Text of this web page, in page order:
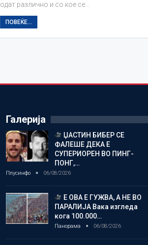
одат различно и со кое се…
ПОВЕЌЕ...
Галерија
ЏАСТИН БИБЕР СЕ
ФАЛЕШЕ ДЕКА Е
СУПЕРИОРЕН ВО ПИНГ-
ПОНГ,…
Плусинфо 06/08/2026
Е ОВА Е ГУЖВА, А НЕ ВО
ПАРАЛИЈА Вака изгледа
кога 100.000…
Панорама 06/08/2026